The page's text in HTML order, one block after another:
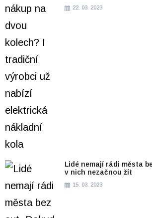
22. 03. 2023
Lidé nemají rádi města
v nich nezačnou žít
15. 03. 2023